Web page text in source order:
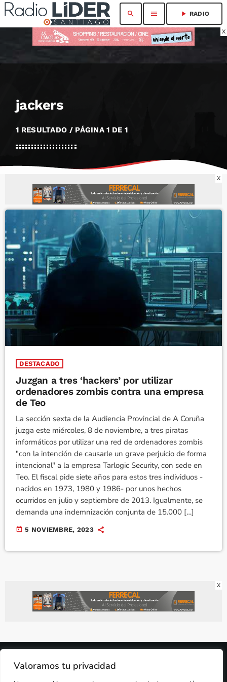
Valoramos tu privacidad
X
search menu play_arrow RADIO
jackers
1 RESULTADO / PÁGINA 1 DE 1
X
DESTACADO
Juzgan a tres ‘hackers’ por utilizar
ordenadores zombis contra una empresa
de Teo
La sección sexta de la Audiencia Provincial de A Coruña
juzga este miércoles, 8 de noviembre, a tres piratas
informáticos por utilizar una red de ordenadores zombis
"con la intención de causarle un grave perjuicio de forma
intencional" a la empresa Tarlogic Security, con sede en
Teo. El fiscal pide siete años para estos tres individuos -
nacidos en 1973, 1980 y 1986- por unos hechos
ocurridos en julio y septiembre de 2013. Igualmente, se
demanda una indemnización conjunta de 15.000 […]
today 5 NOVIEMBRE, 2023
X
2024 © PROPIEDAD DE DEZASETE MEDIA SL